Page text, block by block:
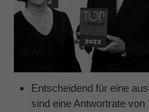
Entscheidend für eine
sind eine Antwortrate von